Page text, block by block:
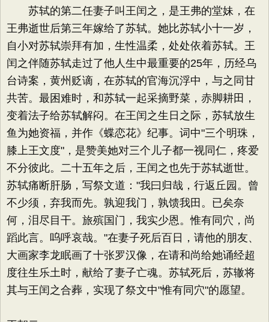
苏轼的第二任妻子叫王闰之，是王弗的堂妹，在
王弗逝世后第三年嫁给了苏轼。她比苏轼小十一岁，
自小对苏轼崇拜有加，生性温柔，处处依着苏轼。王
闰之伴随苏轼走过了他人生中最重要的25年，历经乌
台诗案，黄州贬谪，在苏轼的官海沉浮中，与之同甘
共苦。最困难时，和苏轼一起采摘野菜，赤脚耕田，
变着法子给苏轼解闷。在王闰之生日之际，苏轼放生
鱼为她资福，并作《蝶恋花》纪事。词中"三个明珠，
膝上王文度"，是赞美她对三个儿子都一视同仁，疼爱
不分彼此。二十五年之后，王闰之也先于苏轼逝世。
苏轼痛断肝肠，写祭文道："我曰归哉，行返丘园。曾
不少须，弃我而先。孰迎我门，孰馈我田。已矣奈
何，泪尽目干。旅殡国门，我实少恩。惟有同穴，尚
蹈此言。呜呼哀哉。"在妻子死后百日，请他的朋友、
大画家李龙眠画了十张罗汉像，在请和尚给她诵经超
度往生乐土时，献给了妻子亡魂。苏轼死后，苏辙将
其与王闰之合葬，实现了祭文中"惟有同穴"的愿望。